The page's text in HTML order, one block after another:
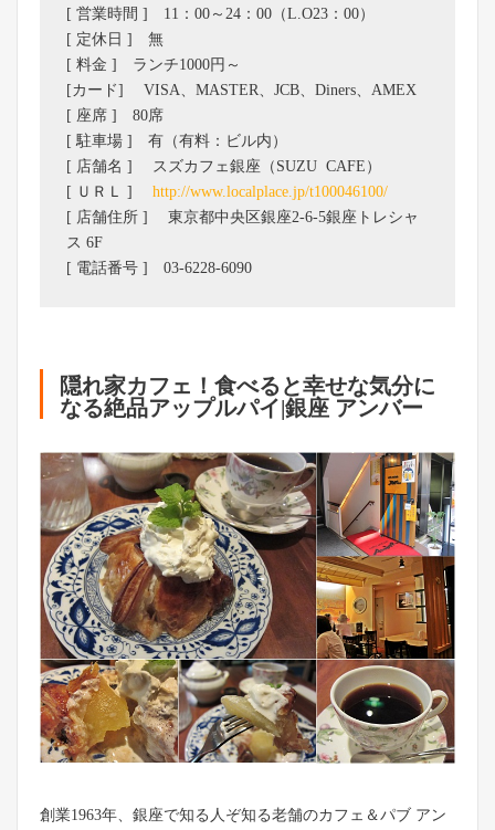
[ 営業時間 ] 11：00～24：00（L.O23：00）
[ 定休日 ] 無
[ 料金 ] ランチ1000円～
[カード] VISA、MASTER、JCB、Diners、AMEX
[ 座席 ] 80席
[ 駐車場 ] 有（有料：ビル内）
[ 店舗名 ] スズカフェ銀座（SUZU CAFE）
[ ＵＲＬ ] http://www.localplace.jp/t100046100/
[ 店舗住所 ] 東京都中央区銀座2-6-5銀座トレシャ
ス 6F
[ 電話番号 ] 03-6228-6090
隠れ家カフェ！食べると幸せな気分に
なる絶品アップルパイ|銀座 アンバー
創業1963年、銀座で知る人ぞ知る老舗のカフェ＆パブ アン